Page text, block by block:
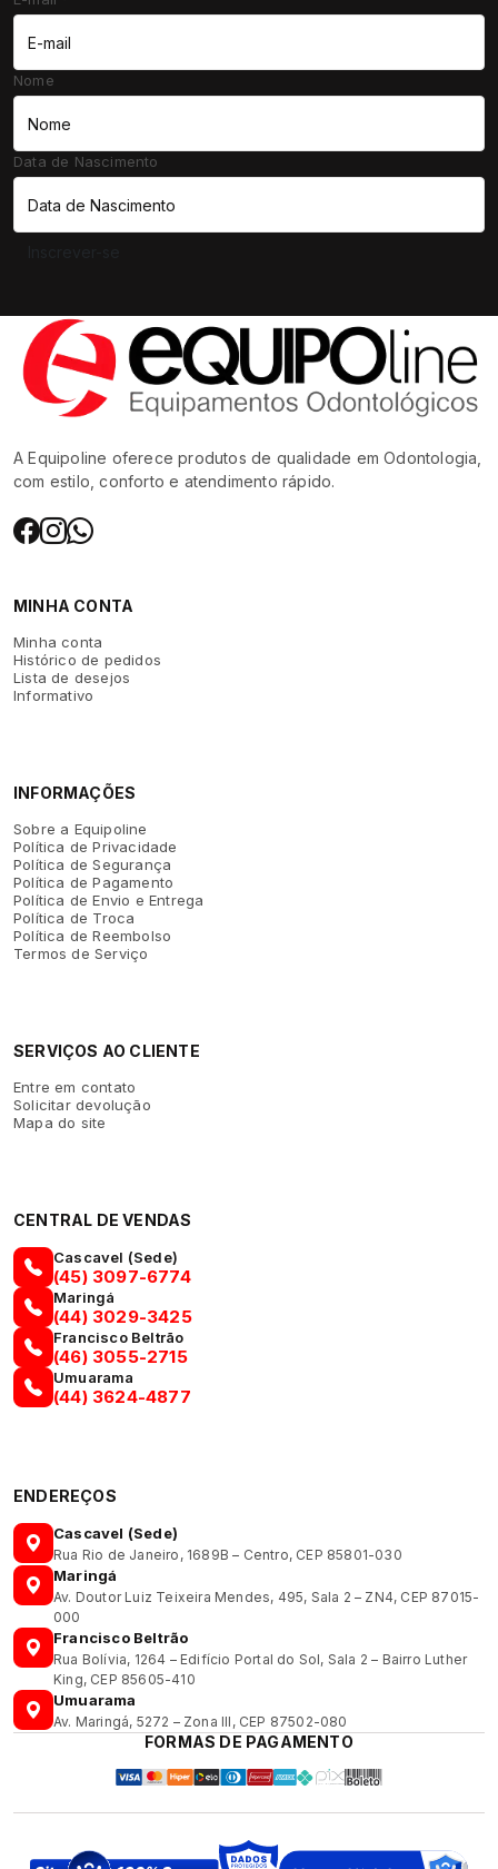
Nome
Data de Nascimento
A Equipoline oferece produtos de qualidade em Odontologia,
com estilo, conforto e atendimento rápido.
MINHA CONTA
Minha conta
Histórico de pedidos
Lista de desejos
Informativo
INFORMAÇÕES
Sobre a Equipoline
Política de Privacidade
Política de Segurança
Política de Pagamento
Política de Envio e Entrega
Política de Troca
Política de Reembolso
Termos de Serviço
SERVIÇOS AO CLIENTE
Entre em contato
Solicitar devolução
Mapa do site
CENTRAL DE VENDAS
Cascavel (Sede)
(45) 3097-6774
Maringá
(44) 3029-3425
Francisco Beltrão
(46) 3055-2715
Umuarama
(44) 3624-4877
ENDEREÇOS
Cascavel (Sede)
Rua Rio de Janeiro, 1689B – Centro, CEP 85801-030
Maringá
Av. Doutor Luiz Teixeira Mendes, 495, Sala 2 – ZN4, CEP 87015-
000
Francisco Beltrão
Rua Bolívia, 1264 – Edifício Portal do Sol, Sala 2 – Bairro Luther
King, CEP 85605-410
Umuarama
Av. Maringá, 5272 – Zona III, CEP 87502-080
FORMAS DE PAGAMENTO